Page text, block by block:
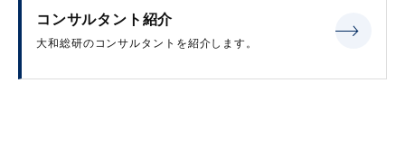
コンサルタント紹介
大和総研のコンサルタントを紹介します。